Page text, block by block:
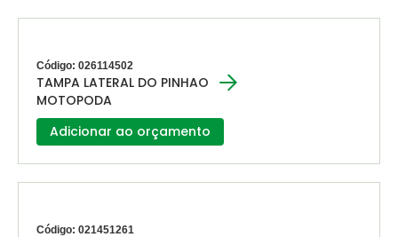
Código: 026114502
TAMPA LATERAL DO PINHAO
MOTOPODA
Adicionar ao orçamento
Código: 021451261